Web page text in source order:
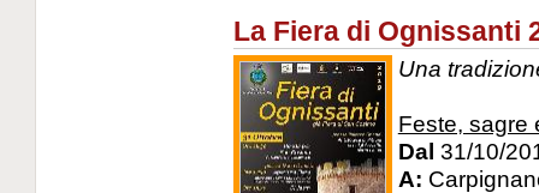
La Fiera di Ognissanti
Una
Feste, sagre
Dal 31/10/
A: